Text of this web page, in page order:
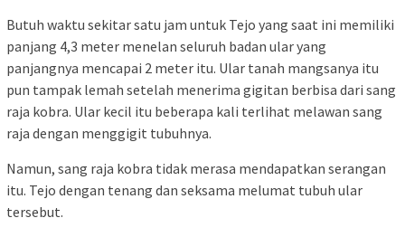
Butuh waktu sekitar satu jam untuk Tejo yang saat ini memiliki
panjang 4,3 meter menelan seluruh badan ular yang
panjangnya mencapai 2 meter itu. Ular tanah mangsanya itu
pun tampak lemah setelah menerima gigitan berbisa dari sang
raja kobra. Ular kecil itu beberapa kali terlihat melawan sang
raja dengan menggigit tubuhnya.
Namun, sang raja kobra tidak merasa mendapatkan serangan
itu. Tejo dengan tenang dan seksama melumat tubuh ular
tersebut.